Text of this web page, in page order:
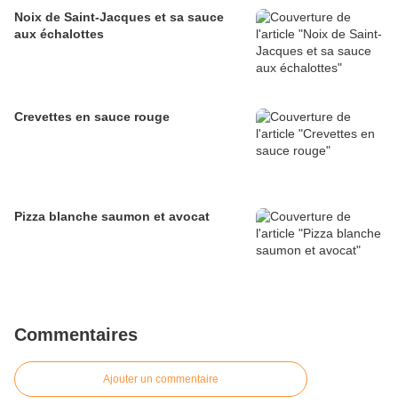
Noix de Saint-Jacques et sa sauce
aux échalottes
Crevettes en sauce rouge
Pizza blanche saumon et avocat
Commentaires
Ajouter un commentaire